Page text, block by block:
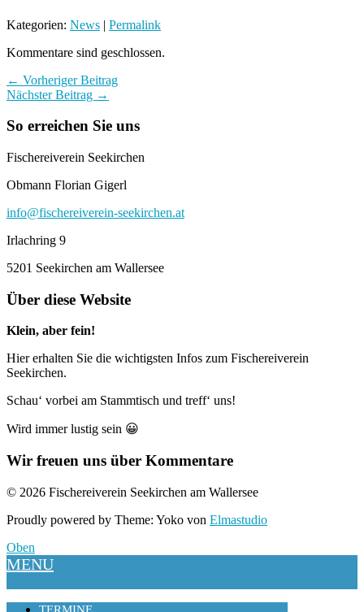
Kategorien: News | Permalink
Kommentare sind geschlossen.
← Vorheriger Beitrag
Nächster Beitrag →
So erreichen Sie uns
Fischereiverein Seekirchen
Obmann Florian Gigerl
info@fischereiverein-seekirchen.at
Irlachring 9
5201 Seekirchen am Wallersee
Über diese Website
Klein, aber fein!
Hier erhalten Sie die wichtigsten Infos zum Fischereiverein
Seekirchen.
Schau‘ vorbei am Stammtisch und treff‘ uns!
Wird immer lustig sein 😀
Wir freuen uns über Kommentare
© 2026 Fischereiverein Seekirchen am Wallersee
Proudly powered by Theme: Yoko von Elmastudio
Oben
MENU